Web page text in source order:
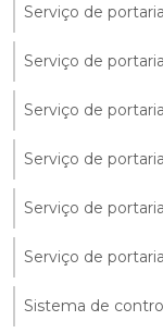
Serviço de
Serviço de
Serviço de
Serviço de
Serviço de
Serviço de
Sistema de